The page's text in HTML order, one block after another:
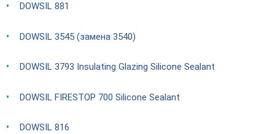
DOWSIL 881
DOWSIL 3545 (замена 3540)
DOWSIL 3793 Insulating Glazing Silicone Sealant
DOWSIL FIRESTOP 700 Silicone Sealant
DOWSIL 816